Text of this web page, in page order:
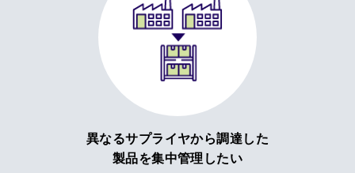
異なるサプライヤから調達した
製品を集中管理したい